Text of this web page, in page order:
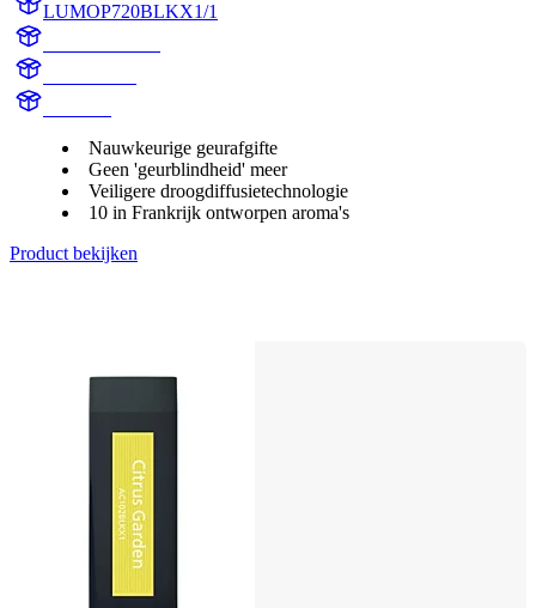
LUMOP720BLKX1/1
Nauwkeurige geurafgifte
Geen 'geurblindheid' meer
Veiligere droogdiffusietechnologie
10 in Frankrijk ontworpen aroma's
Product bekijken